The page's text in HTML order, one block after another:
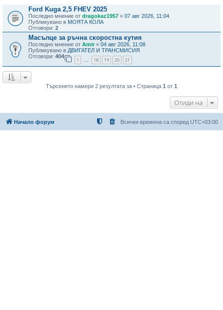
Ford Kuga 2,5 FHEV 2025
Последно мнение от dragokaz1957 « 07 авг 2026, 11:04
Публикувано в МОЯТА КОЛА
Отговори: 2
Масълце за ръчна скоростна кутия
Последно мнение от Amir « 04 авг 2026, 11:08
Публикувано в ДВИГАТЕЛ И ТРАНСМИСИЯ
Отговори: 404
1 … 18 19 20 21
Търсенето намери 2 резултата за • Страница 1 от 1
Отиди на
Начало форум Всички времена са според UTC+03:00